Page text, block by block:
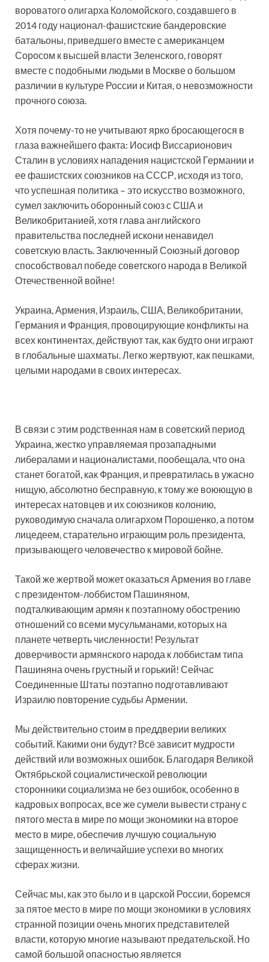
вороватого олигарха Коломойского, создавшего в
2014 году национал-фашистские бандеровские
батальоны, приведшего вместе с американцем
Соросом к высшей власти Зеленского, говорят
вместе с подобными людьми в Москве о большом
различии в культуре России и Китая, о невозможности
прочного союза.
Хотя почему-то не учитывают ярко бросающегося в
глаза важнейшего факта: Иосиф Виссарионович
Сталин в условиях нападения нацистской Германии и
ее фашистских союзников на СССР, исходя из того,
что успешная политика – это искусство возможного,
сумел заключить оборонный союз с США и
Великобританией, хотя глава английского
правительства последней искони ненавидел
советскую власть. Заключенный Союзный договор
способствовал победе советского народа в Великой
Отечественной войне!
Украина, Армения, Израиль, США, Великобритании,
Германия и Франция, провоцирующие конфликты на
всех континентах, действуют так, как будто они играют
в глобальные шахматы. Легко жертвуют, как пешками,
целыми народами в своих интересах.
В связи с этим родственная нам в советский период
Украина, жестко управляемая прозападными
либералами и националистами, пообещала, что она
станет богатой, как Франция, и превратилась в ужасно
нищую, абсолютно бесправную, к тому же воюющую в
интересах натовцев и их союзников колонию,
руководимую сначала олигархом Порошенко, а потом
лицедеем, старательно играющим роль президента,
призывающего человечество к мировой бойне.
Такой же жертвой может оказаться Армения во главе
с президентом-лоббистом Пашиняном,
подталкивающим армян к поэтапному обострению
отношений со всеми мусульманами, которых на
планете четверть численности! Результат
доверчивости армянского народа к лоббистам типа
Пашиняна очень грустный и горький! Сейчас
Соединенные Штаты поэтапно подготавливают
Израилю повторение судьбы Армении.
Мы действительно стоим в преддверии великих
событий. Какими они будут? Всё зависит мудрости
действий или возможных ошибок. Благодаря Великой
Октябрьской социалистической революции
сторонники социализма не без ошибок, особенно в
кадровых вопросах, все же сумели вывести страну с
пятого места в мире по мощи экономики на второе
место в мире, обеспечив лучшую социальную
защищенность и величайшие успехи во многих
сферах жизни.
Сейчас мы, как это было и в царской России, боремся
за пятое место в мире по мощи экономики в условиях
странной позиции очень многих представителей
власти, которую многие называют предательской. Но
самой большой опасностью является